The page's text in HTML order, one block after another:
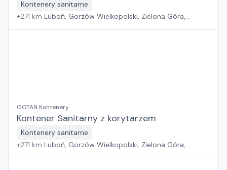
Kontenery sanitarne
+271 km Luboń, Gorzów Wielkopolski, Zielona Góra,
GOTAN Kontenery
Kontener Sanitarny z korytarzem
Kontenery sanitarne
+271 km Luboń, Gorzów Wielkopolski, Zielona Góra,